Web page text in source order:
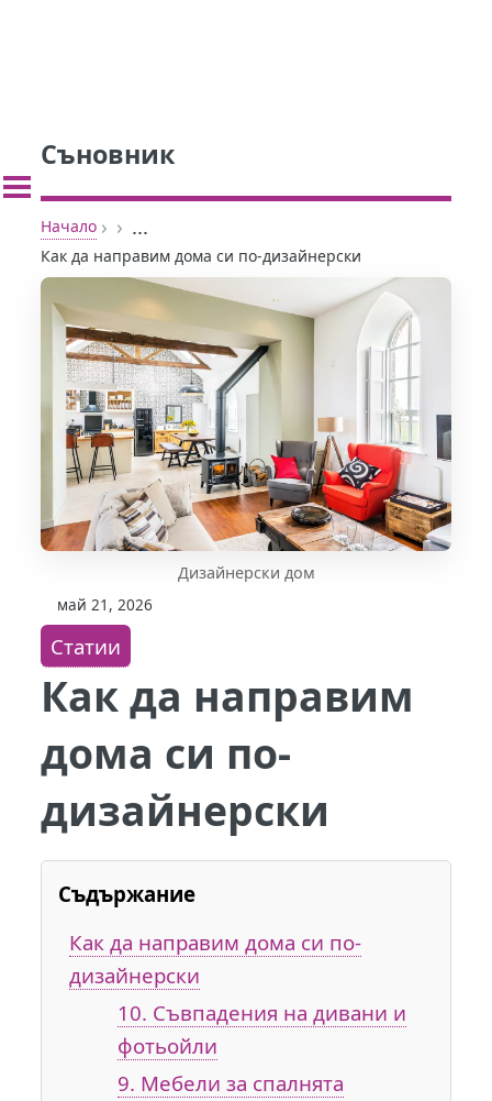
Съновник
Начало › › ...
Как да направим дома си по-дизайнерски
Дизайнерски дом
май 21, 2026
Статии
Как да направим
дома си по-
дизайнерски
Съдържание
Как да направим дома си по-
дизайнерски
10. Съвпадения на дивани и
фотьойли
9. Мебели за спалнята